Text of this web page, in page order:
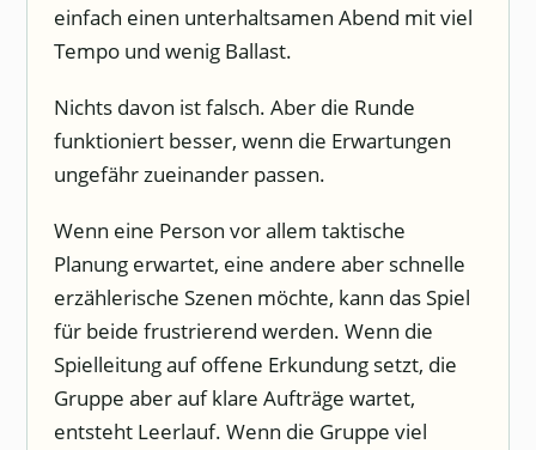
einfach einen unterhaltsamen Abend mit viel
Tempo und wenig Ballast.
Nichts davon ist falsch. Aber die Runde
funktioniert besser, wenn die Erwartungen
ungefähr zueinander passen.
Wenn eine Person vor allem taktische
Planung erwartet, eine andere aber schnelle
erzählerische Szenen möchte, kann das Spiel
für beide frustrierend werden. Wenn die
Spielleitung auf offene Erkundung setzt, die
Gruppe aber auf klare Aufträge wartet,
entsteht Leerlauf. Wenn die Gruppe viel